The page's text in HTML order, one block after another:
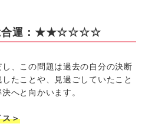
総合運：★★☆☆☆☆
、この問題は過去の自分の決断
たことや、見過ごしていたこと
へと向かいます。
ス＞